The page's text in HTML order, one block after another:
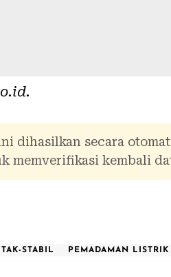
.
dihasilkan secara
memverifikasi kembali
STABIL PEMADAMAN LISTRIK